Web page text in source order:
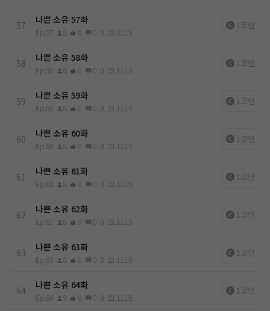
57 나쁜 소유 57화
Ep.57 8 0 0 0 22.11.15
1코인
58 나쁜 소유 58화
Ep.58 8 0 0 0 22.11.15
1코인
59 나쁜 소유 59화
Ep.59 8 0 0 0 22.11.15
1코인
60 나쁜 소유 60화
Ep.60 8 0 0 0 22.11.15
1코인
61 나쁜 소유 61화
Ep.61 8 0 0 0 22.11.15
1코인
62 나쁜 소유 62화
Ep.62 8 0 0 0 22.11.15
1코인
63 나쁜 소유 63화
Ep.63 8 0 0 0 22.11.15
1코인
64 나쁜 소유 64화
Ep.64 9 0 0 0 22.11.15
1코인